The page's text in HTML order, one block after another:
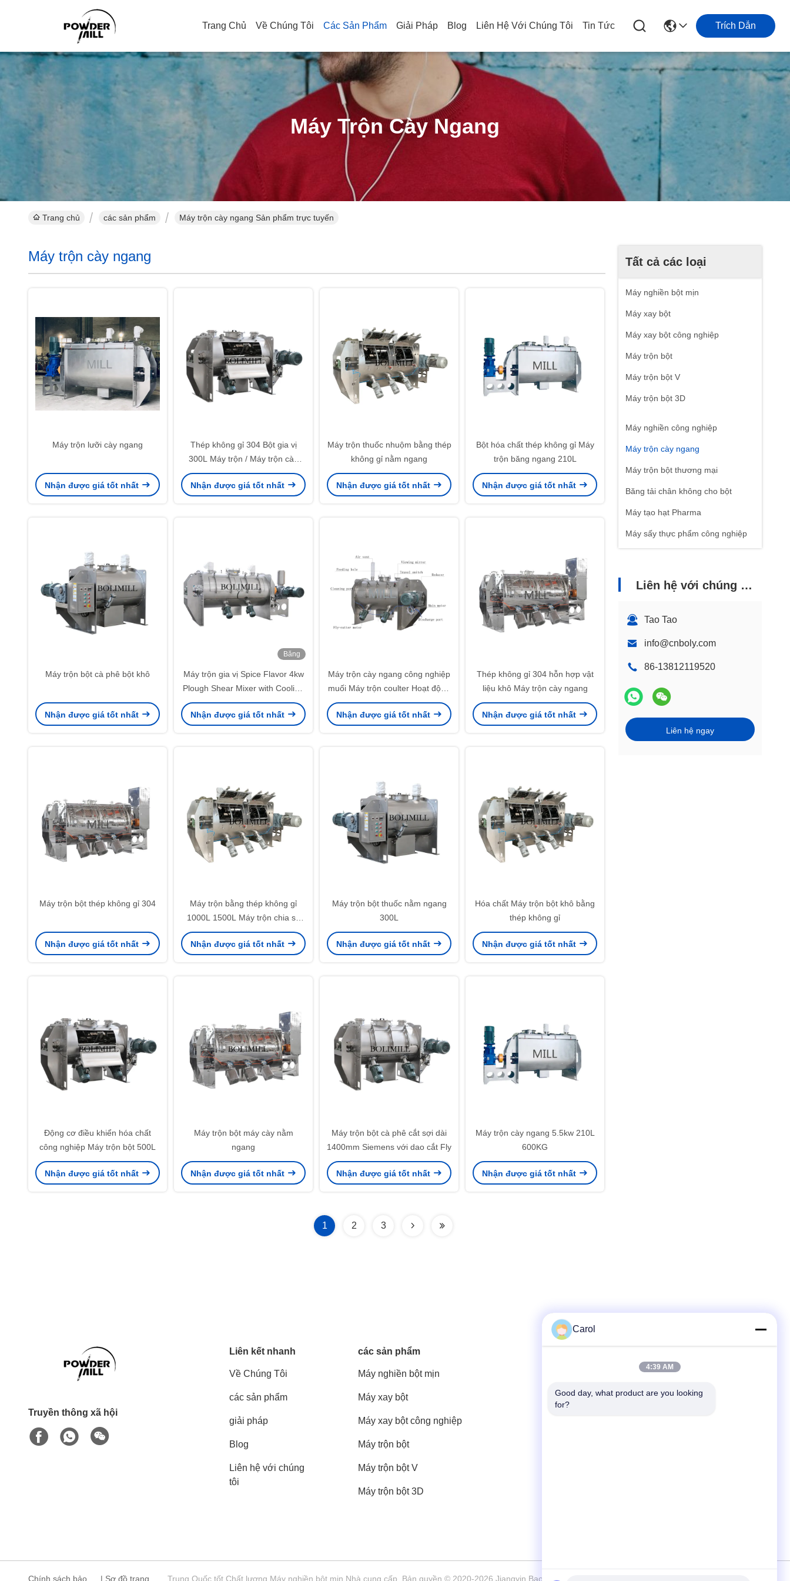
Trang Chủ Về Chúng Tôi Các Sản Phẩm Giải Pháp Blog Liên Hệ Với Chúng Tôi Tin Tức Trích Dẫn
Máy Trộn Cày Ngang
Trang chủ các sản phẩm Máy trộn cày ngang Sản phẩm trực tuyến
Tất cả các loại
Máy nghiền bột mịn
Máy xay bột
Máy xay bột công nghiệp
Máy trộn bột
Máy trộn bột V
Máy trộn bột 3D
Máy nghiền công nghiệp
Máy trộn cày ngang
Máy trộn bột thương mại
Băng tải chân không cho bột
Máy tạo hạt Pharma
Máy sấy thực phẩm công nghiệp
Liên hệ với chúng tôi
Tao Tao
info@cnboly.com
86-13812119520
Liên hệ ngay
Máy trộn cày ngang
Máy trộn lưỡi cày ngang
Nhận được giá tốt nhất
Thép không gỉ 304 Bột gia vị
300L Máy trộn / Máy trộn cày
ngang
Nhận được giá tốt nhất
Máy trộn thuốc nhuộm bằng thép
không gỉ nằm ngang
Nhận được giá tốt nhất
Bột hóa chất thép không gỉ Máy
trộn băng ngang 210L
Nhận được giá tốt nhất
Máy trộn bột cà phê bột khô
Nhận được giá tốt nhất
Băng
Máy trộn gia vị Spice Flavor 4kw
Plough Shear Mixer with Cooling
Jacket
Nhận được giá tốt nhất
Máy trộn cày ngang công nghiệp
muối Máy trộn coulter Hoạt động
dễ dàng Ổn định
Nhận được giá tốt nhất
Thép không gỉ 304 hỗn hợp vật
liệu khô Máy trộn cày ngang
Nhận được giá tốt nhất
Máy trộn bột thép không gỉ 304
Nhận được giá tốt nhất
Máy trộn bằng thép không gỉ
1000L 1500L Máy trộn chia sẻ
cày
Nhận được giá tốt nhất
Máy trộn bột thuốc nằm ngang
300L
Nhận được giá tốt nhất
Hóa chất Máy trộn bột khô bằng
thép không gỉ
Nhận được giá tốt nhất
Động cơ điều khiển hóa chất
công nghiệp Máy trộn bột 500L
Nhận được giá tốt nhất
Máy trộn bột máy cày nằm
ngang
Nhận được giá tốt nhất
Máy trộn bột cà phê cắt sợi dài
1400mm Siemens với dao cắt Fly
Nhận được giá tốt nhất
Máy trộn cày ngang 5.5kw 210L
600KG
Nhận được giá tốt nhất
1 2 3
Truyền thông xã hội
Liên kết nhanh
Về Chúng Tôi
các sản phẩm
giải pháp
Blog
Liên hệ với chúng
tôi
các sản phẩm
Máy nghiền bột mịn
Máy xay bột
Máy xay bột công nghiệp
Máy trộn bột
Máy trộn bột V
Máy trộn bột 3D
86-510-86391300
Chính sách bảo | Sơ đồ trang Trung Quốc tốt Chất lượng Máy nghiền bột mịn Nhà cung cấp. Bản quyền © 2020-2026 Jiangyin Baoli Machinery Manufacturing Co., Ltd. Tất cả. Tất cả quyền
Carol
4:39 AM
Good day, what product are you looking
for?